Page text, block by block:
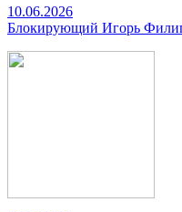
10.06.2026
Блокирующий Игорь